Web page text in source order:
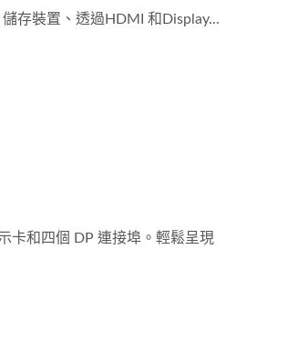
存裝置、透過HDMI 和Display...
卡和四個 DP 連接埠。輕鬆呈現